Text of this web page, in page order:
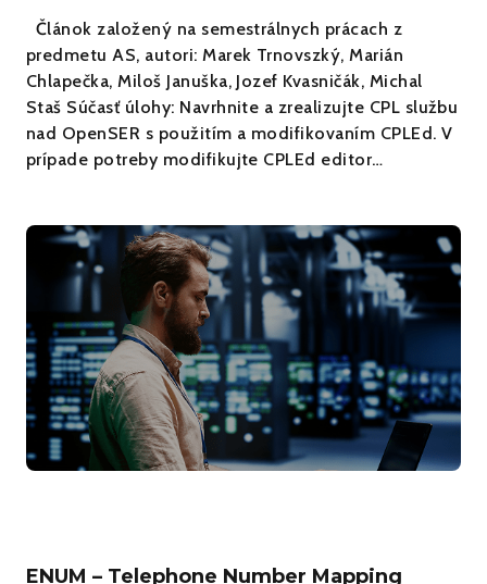
Článok založený na semestrálnych prácach z
predmetu AS, autori: Marek Trnovszký, Marián
Chlapečka, Miloš Januška, Jozef Kvasničák, Michal
Staš Súčasť úlohy: Navrhnite a zrealizujte CPL službu
nad OpenSER s použitím a modifikovaním CPLEd. V
prípade potreby modifikujte CPLEd editor…
ENUM – Telephone Number Mapping